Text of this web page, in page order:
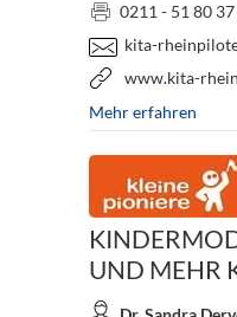
0211 - 51 80
kita-
www.kita-
Mehr erfahren
UND MEHR